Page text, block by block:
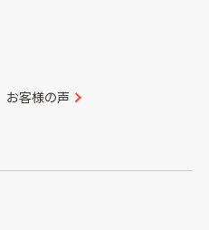
愛媛県
宮崎県
お客様の声